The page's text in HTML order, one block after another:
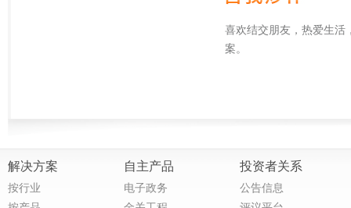
解决方案
按行业
自主产品
电子政务
投资者关系
公告信息